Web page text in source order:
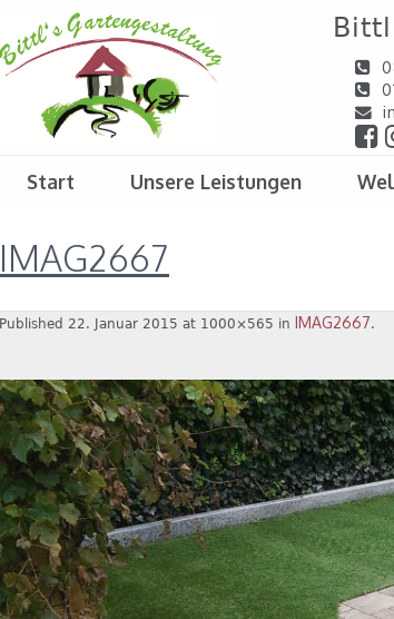
Start Unsere Leistungen
IMAG2667
Published 22. Januar 2015 at 1000×565 in IMAG2667.